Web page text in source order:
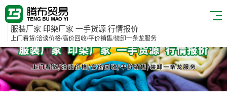
服装厂家 印染厂家 一手货源 行情报价
上门看货/洽谈价格/高价回收/平价销售/装卸一条龙服务